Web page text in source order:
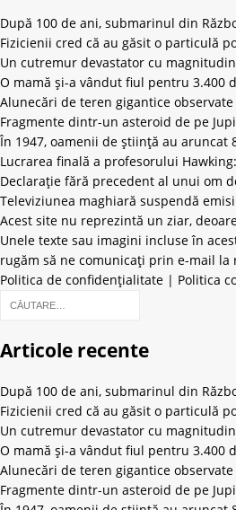
După 100 de ani, submarinul din
Fizicienii cred că au găsit o particulă
Un cutremur devastator cu
O mamă și-a vândut fiul pentru 3.400
Alunecări de teren gigantice
Fragmente dintr-un asteroid de pe
În 1947, oamenii de știință au aruncat
Lucrarea finală a profesorului
Declarație fără precedent al unui om
Televiziunea maghiară suspendă
Acest site nu reprezintă un ziar,
Unele texte sau imagini incluse în
rugăm să ne comunicați prin e-mail la
Politica de confidențialitate | Politica
Articole recente
După 100 de ani, submarinul din
Fizicienii cred că au găsit o particulă
Un cutremur devastator cu
O mamă și-a vândut fiul pentru 3.400
Alunecări de teren gigantice
Fragmente dintr-un asteroid de pe